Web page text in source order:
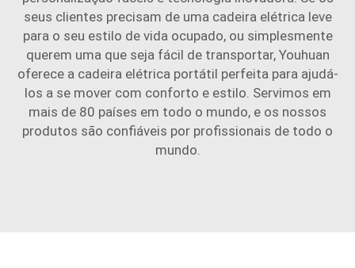
seus clientes precisam de uma cadeira elétrica leve
para o seu estilo de vida ocupado, ou simplesmente
querem uma que seja fácil de transportar, Youhuan
oferece a cadeira elétrica portátil perfeita para ajudá-
los a se mover com conforto e estilo. Servimos em
mais de 80 países em todo o mundo, e os nossos
produtos são confiáveis por profissionais de todo o
mundo.